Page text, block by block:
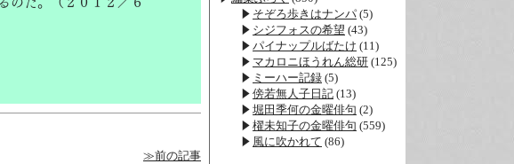
≫前の記事
そぞろ歩きはナンパ (5)
シジフォスの希望 (43)
パイナップルばたけ (11)
マカロニほうれん総研 (125)
ミーハー記録 (5)
傍若無人子日記 (13)
堀田季何の金曜俳句 (2)
櫂未知子の金曜俳句 (559)
風に吹かれて (86)